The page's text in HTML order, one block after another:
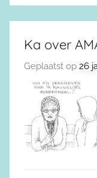
Ka over
Geplaatst op 26